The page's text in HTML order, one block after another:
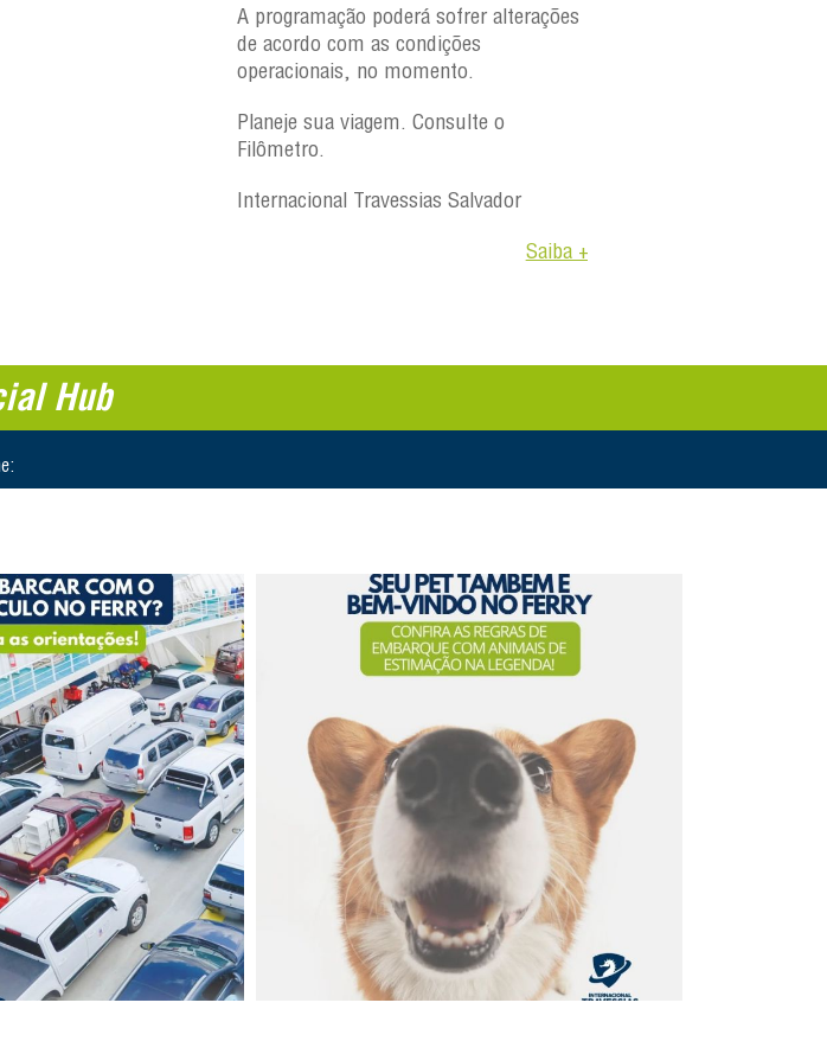
A programação poderá sofrer alterações
de acordo com as condições
operacionais, no momento.
Planeje sua viagem. Consulte o
Filômetro.
Internacional Travessias Salvador
Saiba +
Hub